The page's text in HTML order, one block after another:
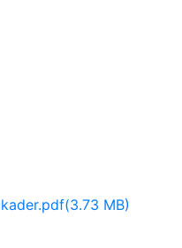
(3.73 MB)